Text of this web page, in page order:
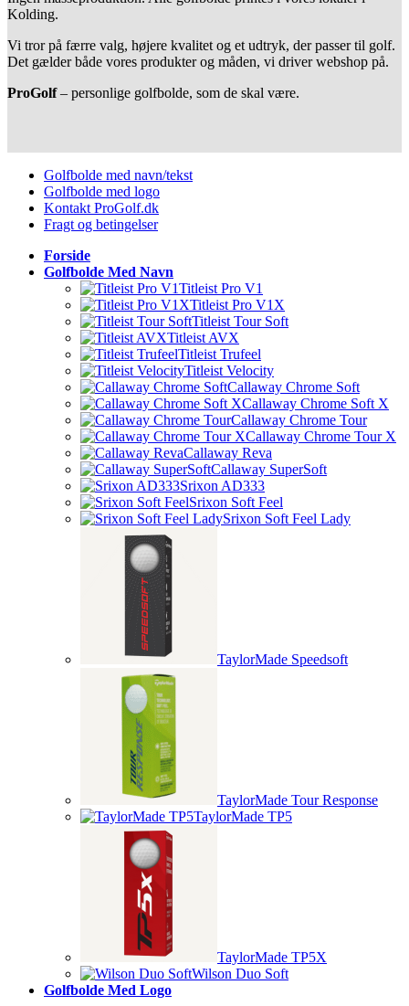
Kolding.
Vi tror på færre valg, højere kvalitet og et udtryk, der passer til golf.
Det gælder både vores produkter og måden, vi driver webshop på.
ProGolf– personlige golfbolde, som de skal være.
Golfbolde med navn/tekst
Golfbolde med logo
Kontakt ProGolf.dk
Fragt og betingelser
Forside
Golfbolde Med Navn
Titleist Pro V1
Titleist Pro V1X
Titleist Tour Soft
Titleist AVX
Titleist Trufeel
Titleist Velocity
Callaway Chrome Soft
Callaway Chrome Soft X
Callaway Chrome Tour
Callaway Chrome Tour X
Callaway Reva
Callaway SuperSoft
Srixon AD333
Srixon Soft Feel
Srixon Soft Feel Lady
TaylorMade Speedsoft
TaylorMade Tour Response
TaylorMade TP5
TaylorMade TP5X
Wilson Duo Soft
Golfbolde Med Logo